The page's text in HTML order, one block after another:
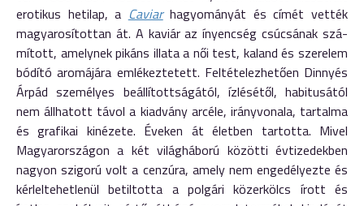
erotikus he­ti­lap, a Caviarhagyományát és cí­mét vették
magyarosítottan át. A ka­viár az ínyencség csúcsának szá­­
mított, amelynek pikáns illata a női test, kaland és szerelem
bódító aromájára emlékeztetett. Feltéte­lez­­hetően Dinnyés
Árpád személyes beállítottságától, ízlésétől, ha­bitusától
nem állhatott távol a ki­ad­vány arcéle, irányvonala, tartalma
és grafikai kinézete. Éveken át életben tartotta. Mivel
Magyar­or­szágon a két világháború közötti évtizedekben
nagyon szigorú volt a cenzúra, amely nem engedélyez­te és
kérleltehetlenül betiltotta a polgári közerkölcs írott és